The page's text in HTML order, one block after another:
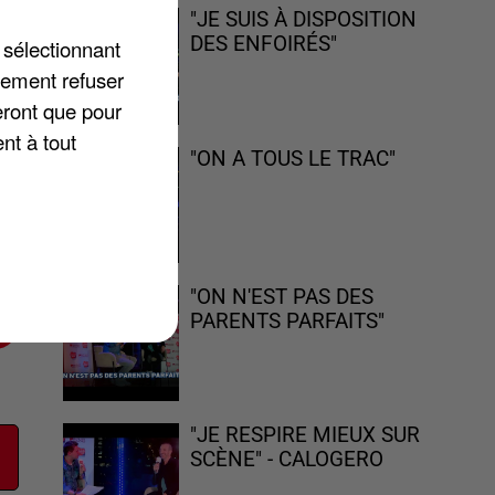
"JE SUIS À DISPOSITION
DES ENFOIRÉS"
"ON A TOUS LE TRAC"
"ON N'EST PAS DES
PARENTS PARFAITS"
"JE RESPIRE MIEUX SUR
SCÈNE" - CALOGERO
refuser
que pour
à tout